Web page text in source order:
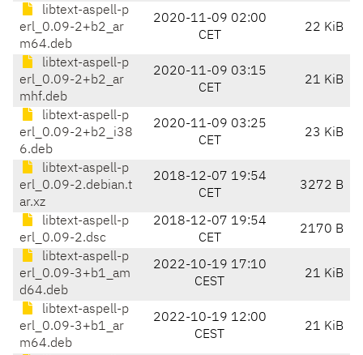
libtext-aspell-p
erl_0.09-2+b2_ar
m64.deb
2020-11-09 02:00
CET
22 KiB
libtext-aspell-p
erl_0.09-2+b2_ar
mhf.deb
2020-11-09 03:15
CET
21 KiB
libtext-aspell-p
erl_0.09-2+b2_i38
6.deb
2020-11-09 03:25
CET
23 KiB
libtext-aspell-p
erl_0.09-2.debian.t
ar.xz
2018-12-07 19:54
CET
3272 B
libtext-aspell-p
erl_0.09-2.dsc
2018-12-07 19:54
CET
2170 B
libtext-aspell-p
erl_0.09-3+b1_am
d64.deb
2022-10-19 17:10
CEST
21 KiB
libtext-aspell-p
erl_0.09-3+b1_ar
m64.deb
2022-10-19 12:00
CEST
21 KiB